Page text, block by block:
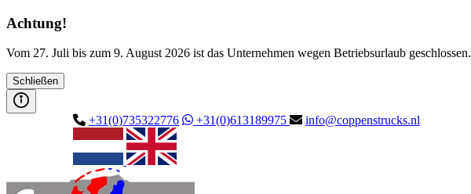
Achtung!
Vom 27. Juli bis zum 9. August 2026 ist das Unternehmen wegen Betriebsurlaub geschlossen.
Schließen
+31(0)735322776 +31(0)613189975 info@coppenstrucks.nl